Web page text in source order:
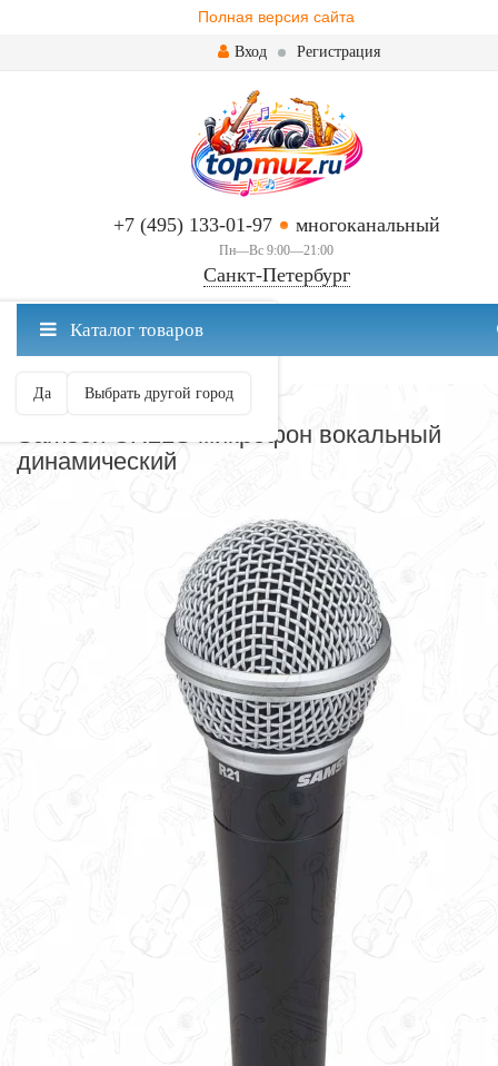
Полная версия сайта
Вход Регистрация
+7 (495) 133-01-97 многоканальный
Пн—Вс 9:00—21:00
Санкт-Петербург
Санкт-Петербург ваш город?
Да Выбрать другой город
Каталог товаров
МИКРОФОНЫ
Samson CR21S микрофон вокальный
динамический